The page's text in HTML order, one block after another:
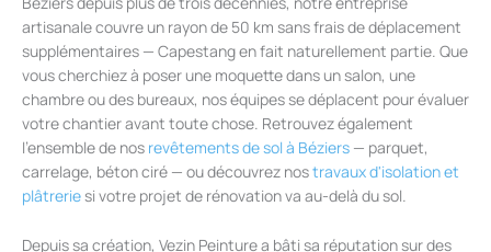
artisanale couvre un rayon de 50 km sans frais de déplacement
supplémentaires — Capestang en fait naturellement partie. Que
vous cherchiez à poser une moquette dans un salon, une
chambre ou des bureaux, nos équipes se déplacent pour évaluer
votre chantier avant toute chose. Retrouvez également
l’ensemble de nos revêtements de sol à Béziers — parquet,
carrelage, béton ciré — ou découvrez nostravaux d'isolation et
plâtreriesi votre projet de rénovation va au-delà du sol.
Depuis sa création, Vezin Peinture a bâti sa réputation sur des